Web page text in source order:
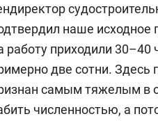
наше исходное
работу приходили 30–40
две сотни. Здесь
самым тяжелым в
численностью, а